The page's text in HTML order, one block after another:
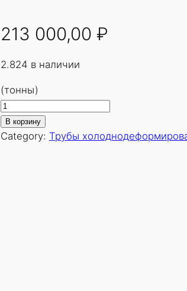
213 000,00 ₽
2.824 в наличии
(тонны)
К
о
л
В корзину
Category: Трубы